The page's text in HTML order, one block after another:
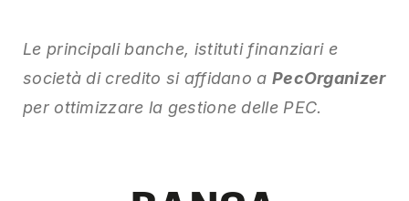
Le principali banche, istituti finanziari e
società di credito si affidano a PecOrganizer
per ottimizzare la gestione delle PEC.